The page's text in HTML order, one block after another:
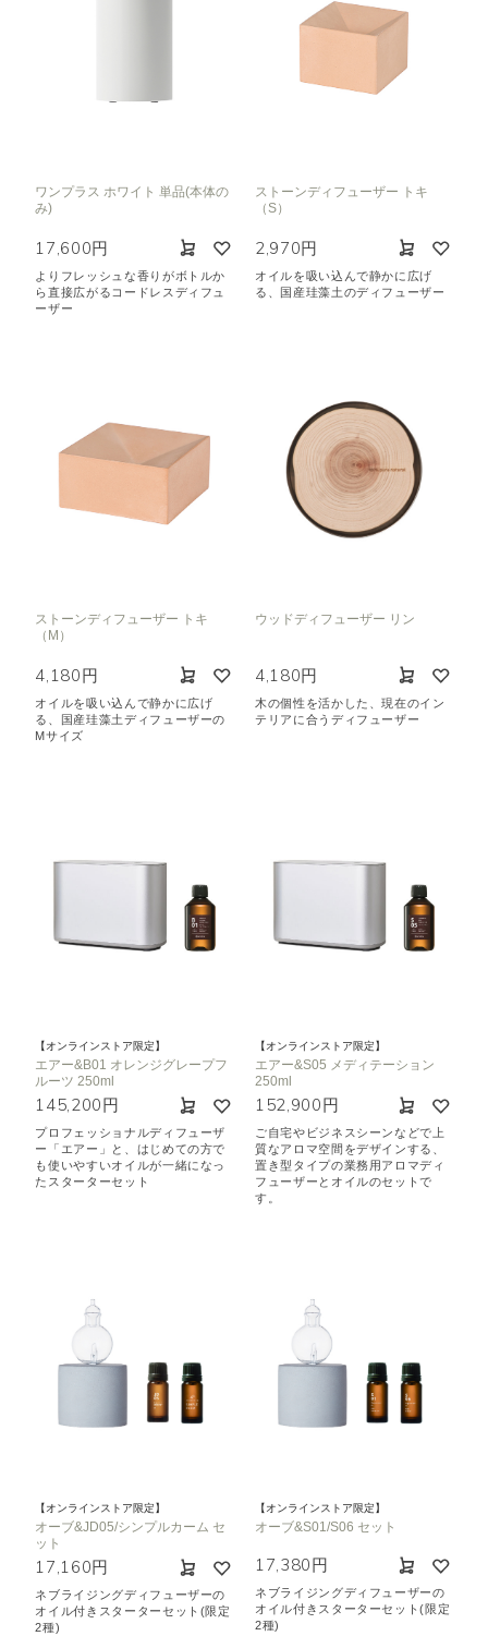
ワンプラス ホワイト 単品(本体の
み)
17,600円
よりフレッシュな香りがボトルか
ら直接広がるコードレスディフュ
ーザー
ストーンディフューザー トキ
（S）
2,970円
オイルを吸い込んで静かに広げ
る、国産珪藻土のディフューザー
ストーンディフューザー トキ
（M）
4,180円
オイルを吸い込んで静かに広げ
る、国産珪藻土ディフューザーの
Mサイズ
ウッドディフューザー リン
4,180円
木の個性を活かした、現在のイン
テリアに合うディフューザー
【オンラインストア限定】
エアー&B01 オレンジグレープフ
ルーツ 250ml
145,200円
プロフェッショナルディフューザ
ー「エアー」と、はじめての方で
も使いやすいオイルが一緒になっ
たスターターセット
【オンラインストア限定】
エアー&S05 メディテーション
250ml
152,900円
ご自宅やビジネスシーンなどで上
質なアロマ空間をデザインする、
置き型タイプの業務用アロマディ
フューザーとオイルのセットで
す。
【オンラインストア限定】
オーブ&JD05/シンプルカーム セ
ット
17,160円
ネブライジングディフューザーの
オイル付きスターターセット(限定
2種)
【オンラインストア限定】
オーブ&S01/S06 セット
17,380円
ネブライジングディフューザーの
オイル付きスターターセット(限定
2種)